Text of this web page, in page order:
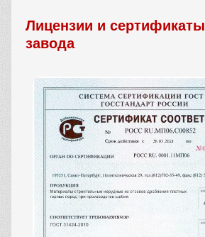
Лицензии и сертификаты
завода